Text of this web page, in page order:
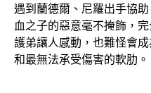
遇到蘭德爾、尼羅出手協
血之子的惡意毫不掩飾，
護弟讓人感動，也難怪會
和最無法承受傷害的軟肋。